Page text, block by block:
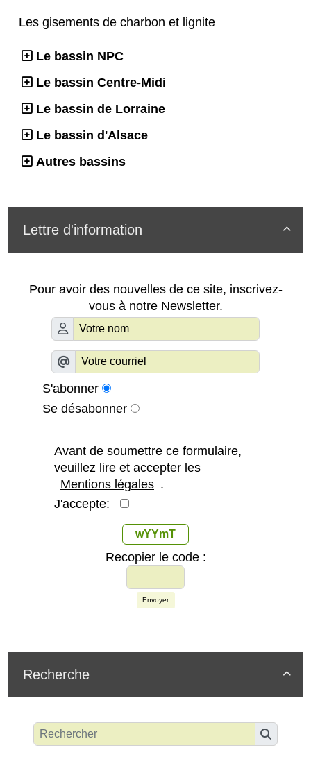
Les gisements de charbon et lignite
Le bassin NPC
Le bassin Centre-Midi
Le bassin de Lorraine
Le bassin d'Alsace
Autres bassins

Lettre d'information
Pour avoir des nouvelles de ce site, inscrivez-
vous à notre Newsletter.
S'abonner
Se désabonner
Avant de soumettre ce formulaire,
veuillez lire et accepter les
Mentions légales .
J'accepte:
wYYmT
Recopier le code :
Envoyer

Recherche